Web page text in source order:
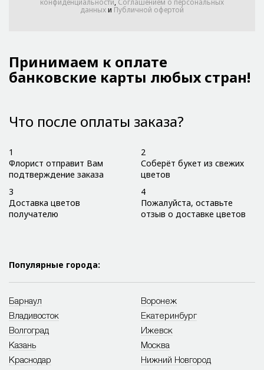
данныхи Публичной офертой
Принимаем к оплате
банковские карты любых стран!
Что после оплаты заказа?
1
Флорист отправит Вам
подтверждение заказа
2
Соберёт букет из свежих
цветов
3
Доставка цветов
получателю
4
Пожалуйста, оставьте
отзыв о доставке цветов
Популярные города:
Барнаул
Владивосток
Волгоград
Воронеж
Екатеринбург
Ижевск
Казань
Краснодар
Москва
Нижний Новгород